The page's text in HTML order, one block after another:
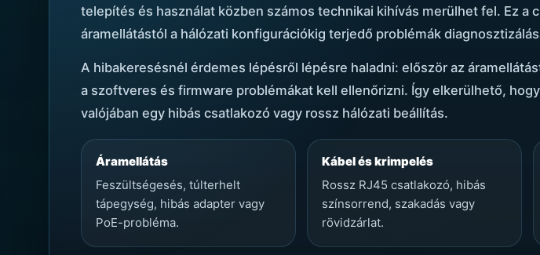
telepítés és használat közben számos technikai kihívás merülhet fel. Ez
áramellátástól a hálózati konfigurációkig terjedő problémák
A hibakeresésnél érdemes lépésről lépésre haladni: először az
a szoftveres és firmware problémákat kell ellenőrizni. Így elkerülhető,
valójában egy hibás csatlakozó vagy rossz hálózati beállítás.
Áramellátás
Feszültségesés, túlterhelt
tápegység, hibás adapter vagy
PoE-probléma.
Kábel és krimpelés
Rossz RJ45 csatlakozó, hibás
színsorrend, szakadás vagy
rövidzárlat.